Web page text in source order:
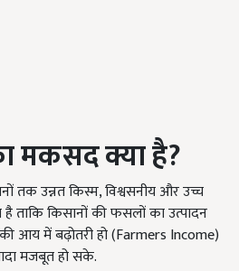
मकसद क्या है?
तक उन्नत किस्म, विश्वसनीय और उच्च
ताकि किसानों की फसलों का उत्पादन
आय में बढ़ोतरी हो (Farmers Income)
मजबूत हो सके.